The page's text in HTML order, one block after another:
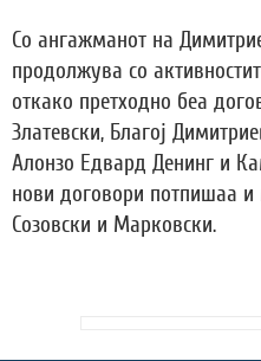
Со ангажманот на
продолжува со
откако претходно беа
Златевски, Благој
Алонзо Едвард Денинг и
нови договори потпишаа
Созовски и Марковски.